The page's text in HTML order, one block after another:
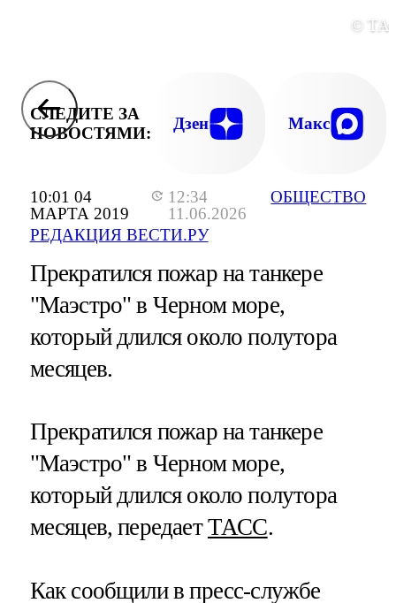
10:01 04
МАРТА 2019
12:34
11.06.2026
РЕДАКЦИЯ ВЕСТИ.РУ
ОБЩЕСТВО
©
СЛЕДИТЕ ЗА
НОВОСТЯМИ:
Дзен Макс
Прекратился пожар на танкере
"Маэстро" в Черном море,
который длился около полутора
месяцев.
Прекратился пожар на танкере
"Маэстро" в Черном море,
который длился около полутора
месяцев, передаетТАСС.
Как сообщили в пресс-службе